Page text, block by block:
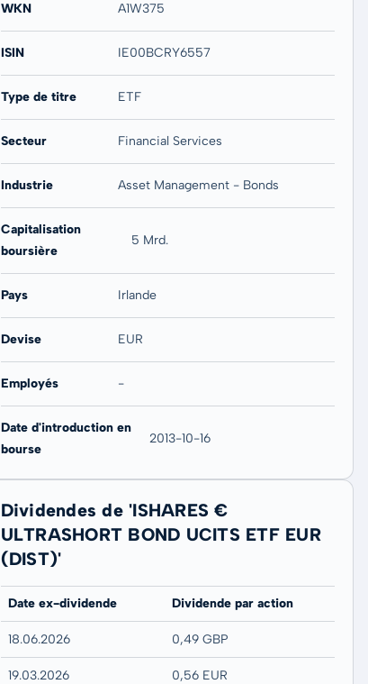
WKN A1W375
ISIN IE00BCRY6557
Type de titre ETF
Secteur Financial Services
Industrie Asset Management - Bonds
Capitalisation
boursière
5 Mrd.
Pays Irlande
Devise EUR
Employés -
Date d'introduction en
bourse
2013-10-16
Dividendes de 'ISHARES €
ULTRASHORT BOND UCITS ETF EUR
(DIST)'
Date ex-dividende Dividende par action
18.06.2026 0,49 GBP
19.03.2026 0,56 EUR